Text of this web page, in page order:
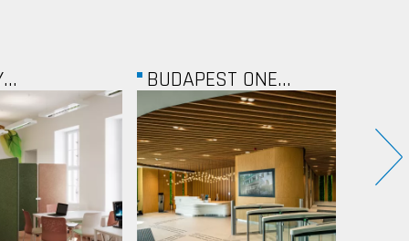
ONE... PUBLICIS KFT.